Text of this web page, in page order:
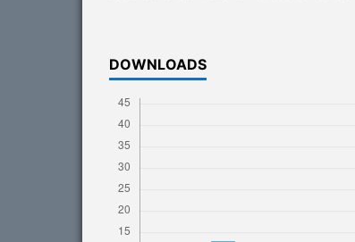
DOWNLOADS